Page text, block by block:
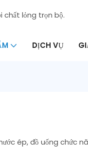
chất lỏng trọn bộ.
DỊCH VỤ
ép, đồ uống chức